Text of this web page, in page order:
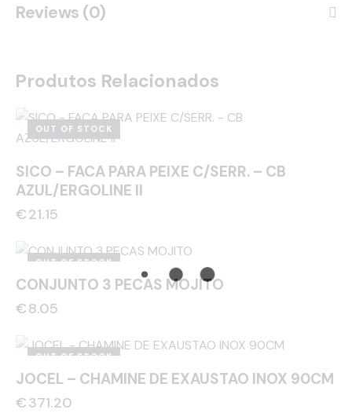
Reviews (0)
Produtos Relacionados
OUT OF STOCK
SICO – FACA PARA PEIXE C/SERR. – CB
AZUL/ERGOLINE II
€21.15
OUT OF STOCK
CONJUNTO 3 PECAS MOJITO
€8.05
OUT OF STOCK
JOCEL – CHAMINE DE EXAUSTAO INOX 90CM
€371.20